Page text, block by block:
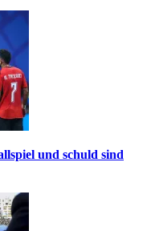
und schuld sind